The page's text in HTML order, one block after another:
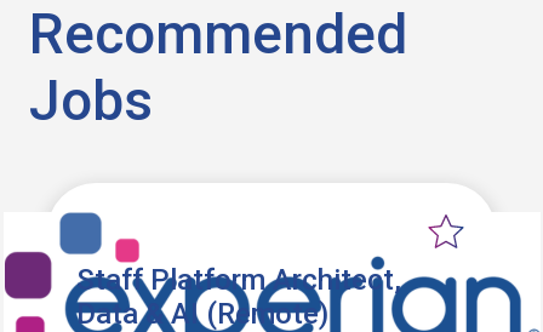
Recommended
Jobs
Staff Platform Architect,
Data & AI (Remote)